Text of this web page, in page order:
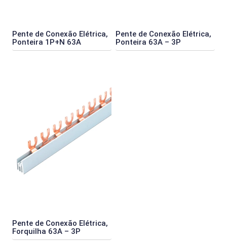
Pente de Conexão Elétrica,
Ponteira 1P+N 63A
Pente de Conexão Elétrica,
Ponteira 63A – 3P
Pente de Conexão Elétrica,
Forquilha 63A – 3P